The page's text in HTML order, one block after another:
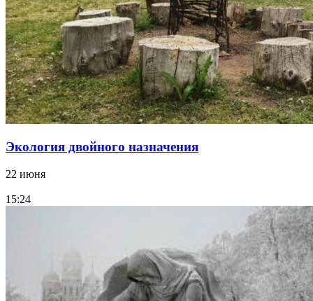
Экология двойного назначения
22 июня
15:24